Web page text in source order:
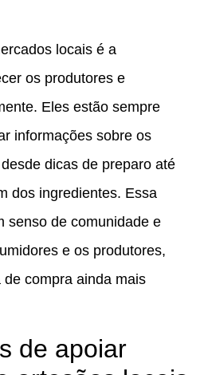
locais é a
os produtores e
Eles estão sempre
informações sobre os
dicas de preparo até
dos ingredientes. Essa
senso de comunidade e
e os produtores,
compra ainda mais
de apoiar